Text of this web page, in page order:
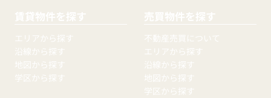
賃貸物件を探す
エリアから探す
沿線から探す
地図から探す
学区から探す
売買物件を探す
不動産売買について
エリアから探す
沿線から探す
地図から探す
学区から探す